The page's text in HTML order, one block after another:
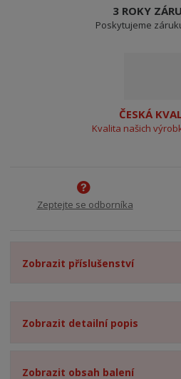
3 ROKY
Poskytujeme
ČESKÁ
Kvalita našich
Zeptejte se odborníka
Zobrazit příslušenství
Zobrazit detailní popis
Zobrazit obsah balení